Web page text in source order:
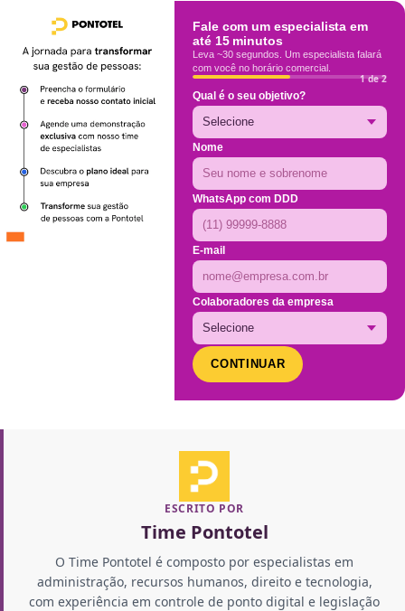
Fale com um especialista em
até 15 minutos
Leva ~30 segundos. Um especialista falará
com você no horário comercial.
1 de 2
Qual é o seu objetivo?
Nome
WhatsApp com DDD
E-mail
Colaboradores da empresa
CONTINUAR
ESCRITO POR
Time Pontotel
O Time Pontotel é composto por especialistas em
administração, recursos humanos, direito e tecnologia,
com experiência em controle de ponto digital e legislação